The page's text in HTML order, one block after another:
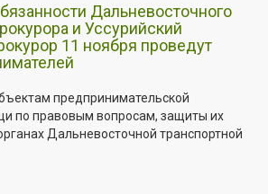
Дальневосточного
и Уссурийский
11 ноября проведут
предпринимательской
по правовым вопросам, защиты их
Дальневосточной транспортной